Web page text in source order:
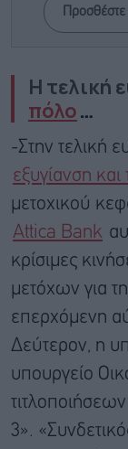
Η τελική
πόλο…
-Στην τελική
εξυγίανση
μετοχικού
Attica Bank
κρίσιμες
μετόχων για
επερχόμενη
Δεύτερον, η
υπουργείο
3».